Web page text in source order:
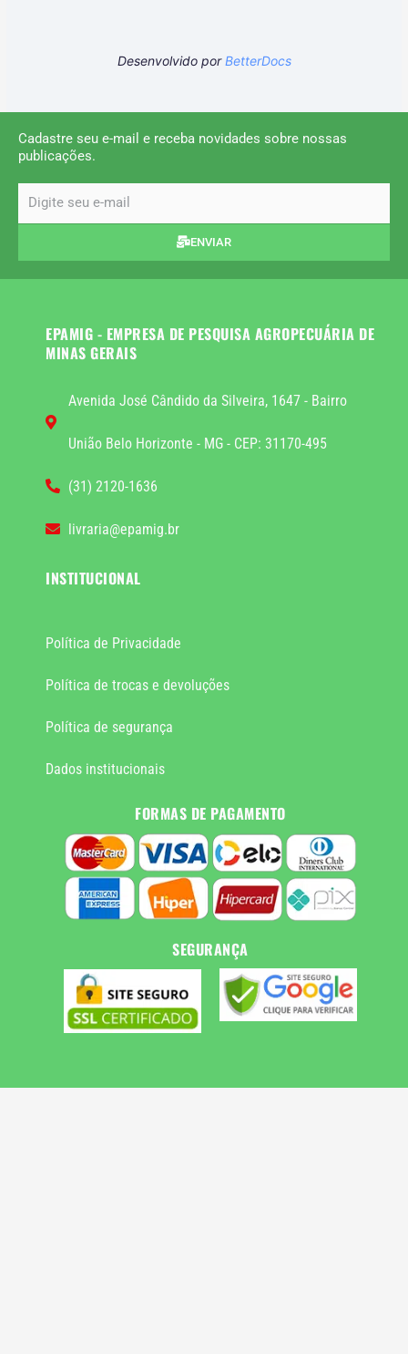
Desenvolvido porBetterDocs
Cadastre seu e-mail e receba novidades sobre nossas
publicações.
ENVIAR
EPAMIG - EMPRESA DE PESQUISA AGROPECUÁRIA DE
MINAS GERAIS
Avenida José Cândido da Silveira, 1647 - Bairro
União Belo Horizonte - MG - CEP: 31170-495
(31) 2120-1636
livraria@epamig.br
INSTITUCIONAL
Política de Privacidade
Política de trocas e devoluções
Política de segurança
Dados institucionais
FORMAS DE PAGAMENTO
SEGURANÇA